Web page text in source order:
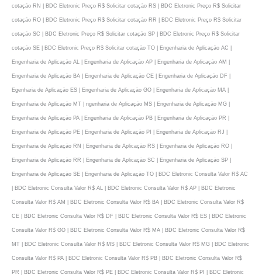
cotaçāo RN | BDC Eletronic Preço R$ Solicitar cotaçāo RS | BDC Eletronic Preço R$ Solicitar
cotaçāo RO | BDC Eletronic Preço R$ Solicitar cotaçāo RR | BDC Eletronic Preço R$ Solicitar
cotaçāo SC | BDC Eletronic Preço R$ Solicitar cotaçāo SP | BDC Eletronic Preço R$ Solicitar
cotaçāo SE | BDC Eletronic Preço R$ Solicitar cotaçāo TO | Engenharia de Aplicaçāo AC |
Engenharia de Aplicaçāo AL | Engenharia de Aplicaçāo AP | Engenharia de Aplicaçāo AM |
Engenharia de Aplicaçāo BA | Engenharia de Aplicaçāo CE | Engenharia de Aplicaçāo DF |
Egenharia de Aplicaçāo ES | Engenharia de Aplicaçāo GO | Engenharia de Aplicaçāo MA |
Engenharia de Aplicaçāo MT | ngenharia de Aplicaçāo MS | Engenharia de Aplicaçāo MG |
Engenharia de Aplicaçāo PA | Engenharia de Aplicaçāo PB | Engenharia de Aplicaçāo PR |
Engenharia de Aplicaçāo PE | Engenharia de Aplicaçāo PI | Engenharia de Aplicaçāo RJ |
Engenharia de Aplicaçāo RN | Engenharia de Aplicaçāo RS | Engenharia de Aplicaçāo RO |
Engenharia de Aplicaçāo RR | Engenharia de Aplicaçāo SC | Engenharia de Aplicaçāo SP |
Engenharia de Aplicaçāo SE | Engenharia de Aplicaçāo TO | BDC Eletronic Consulta Valor R$ AC
| BDC Eletronic Consulta Valor R$ AL | BDC Eletronic Consulta Valor R$ AP | BDC Eletronic
Consulta Valor R$ AM | BDC Eletronic Consulta Valor R$ BA | BDC Eletronic Consulta Valor R$
CE | BDC Eletronic Consulta Valor R$ DF | BDC Eletronic Consulta Valor R$ ES | BDC Eletronic
Consulta Valor R$ GO | BDC Eletronic Consulta Valor R$ MA | BDC Eletronic Consulta Valor R$
MT | BDC Eletronic Consulta Valor R$ MS | BDC Eletronic Consulta Valor R$ MG | BDC Eletronic
Consulta Valor R$ PA | BDC Eletronic Consulta Valor R$ PB | BDC Eletronic Consulta Valor R$
PR | BDC Eletronic Consulta Valor R$ PE | BDC Eletronic Consulta Valor R$ PI | BDC Eletronic